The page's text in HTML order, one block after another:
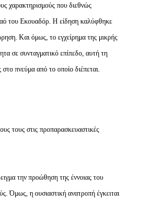
χαρακτηρισμούς που διεθνώς
του Εκουαδόρ. Η είδηση καλύφθηκε
Και όμως, το εγχείρημα της μικρής
σε συνταγματικό επίπεδο, αυτή τη
πνεύμα από το οποίο διέπεται.
τους στις προπαρασκευαστικές
την προώθηση της έννοιας του
Όμως, η ουσιαστική ανατροπή έγκειται